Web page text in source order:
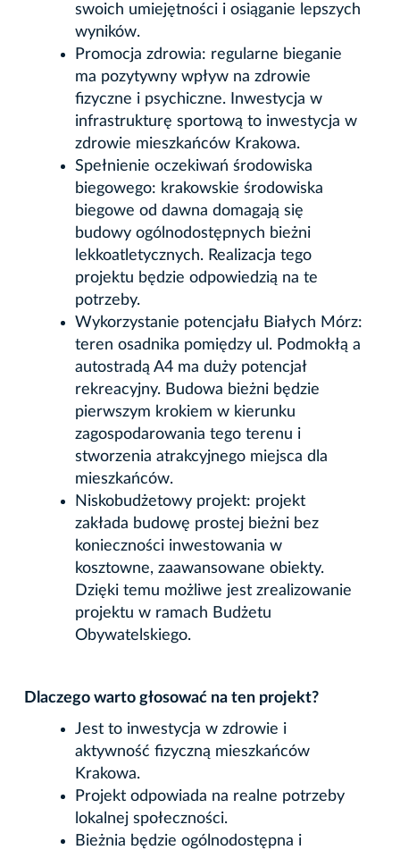
swoich umiejętności i osiąganie lepszych
wyników.
Promocja zdrowia: regularne bieganie
ma pozytywny wpływ na zdrowie
fizyczne i psychiczne. Inwestycja w
infrastrukturę sportową to inwestycja w
zdrowie mieszkańców Krakowa.
Spełnienie oczekiwań środowiska
biegowego: krakowskie środowiska
biegowe od dawna domagają się
budowy ogólnodostępnych bieżni
lekkoatletycznych. Realizacja tego
projektu będzie odpowiedzią na te
potrzeby.
Wykorzystanie potencjału Białych Mórz:
teren osadnika pomiędzy ul. Podmokłą a
autostradą A4 ma duży potencjał
rekreacyjny. Budowa bieżni będzie
pierwszym krokiem w kierunku
zagospodarowania tego terenu i
stworzenia atrakcyjnego miejsca dla
mieszkańców.
Niskobudżetowy projekt: projekt
zakłada budowę prostej bieżni bez
konieczności inwestowania w
kosztowne, zaawansowane obiekty.
Dzięki temu możliwe jest zrealizowanie
projektu w ramach Budżetu
Obywatelskiego.
Dlaczego warto głosować na ten projekt?
Jest to inwestycja w zdrowie i
aktywność fizyczną mieszkańców
Krakowa.
Projekt odpowiada na realne potrzeby
lokalnej społeczności.
Bieżnia będzie ogólnodostępna i